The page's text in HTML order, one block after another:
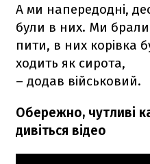
А ми напередодні,
були в них. Ми
пити, в них корівка
ходить як сирота,
– додав військовий.
Обережно, чутливі
дивіться відео